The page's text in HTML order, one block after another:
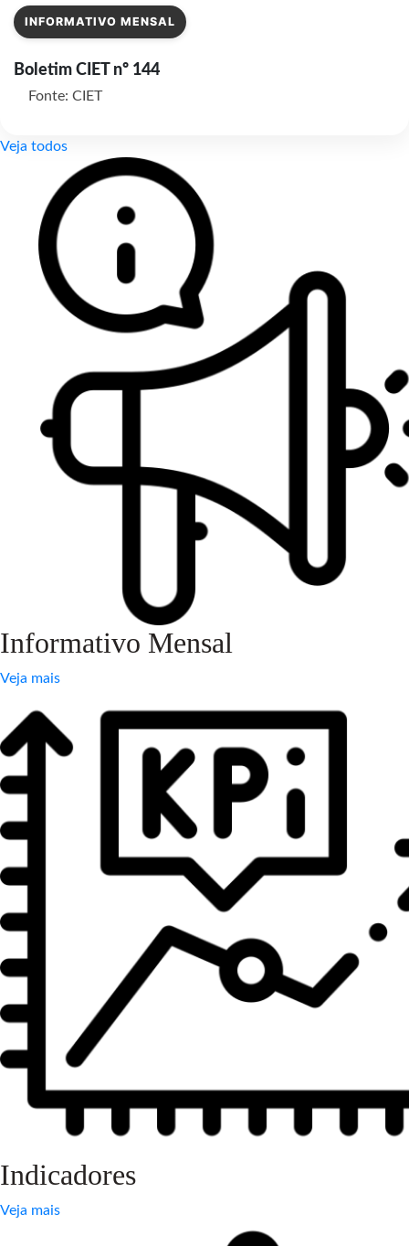
INFORMATIVO MENSAL
Boletim CIET nº 144
Fonte: CIET
Veja todos
Informativo Mensal
Veja mais
Indicadores
Veja mais